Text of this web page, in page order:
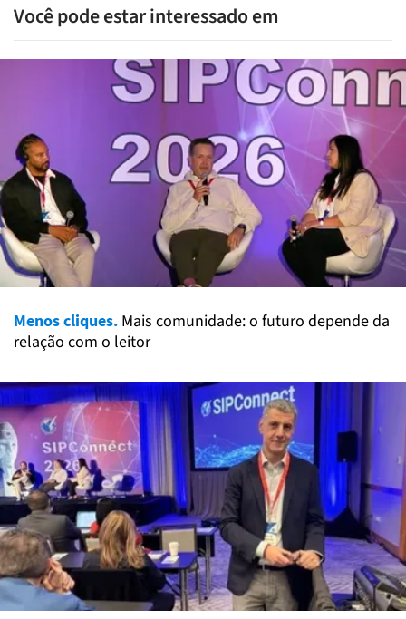
Você pode estar interessado em
Menos cliques. Mais comunidade: o futuro depende da
relação com o leitor